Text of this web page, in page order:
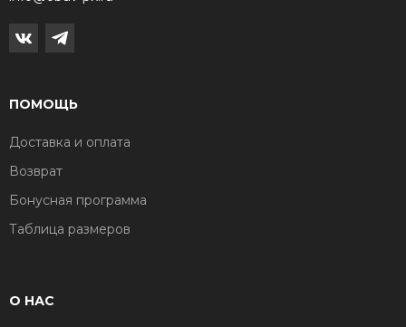
ПОМОЩЬ
Доставка и оплата
Возврат
Бонусная программа
Таблица размеров
О НАС